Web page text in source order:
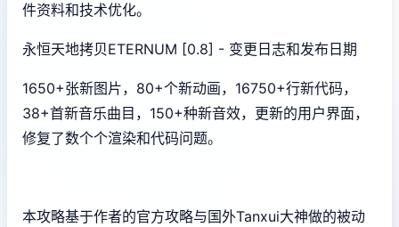
件资料和技术优化。
永恒天地拷贝ETERNUM [0.8] - 变更日志和发布日期
1650+张新图片，80+个新动画，16750+行新代码，
38+首新音乐曲目，150+种新音效，更新的用户界面，
修复了数个个渲染和代码问题。
本攻略基于作者的官方攻略与国外Tanxui大神做的被动